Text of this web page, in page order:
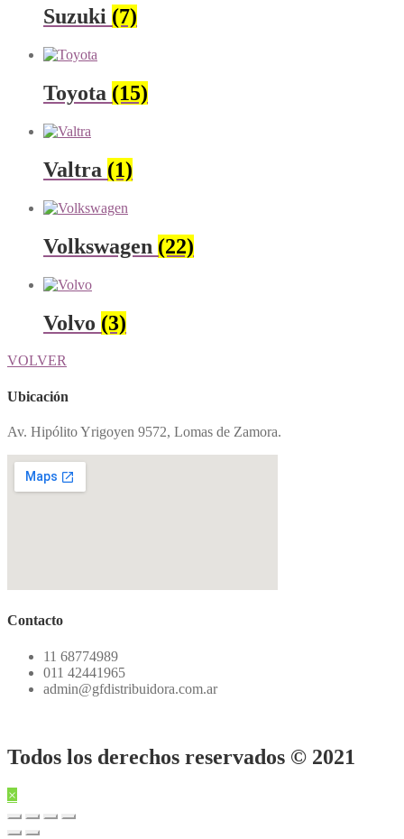
Suzuki (7)
Toyota (15)
Valtra (1)
Volkswagen (22)
Volvo (3)
VOLVER
Ubicación
Av. Hipólito Yrigoyen 9572, Lomas de Zamora.
Contacto
11 68774989
011 42441965
admin@gfdistribuidora.com.ar
Todos los derechos reservados © 2021
×